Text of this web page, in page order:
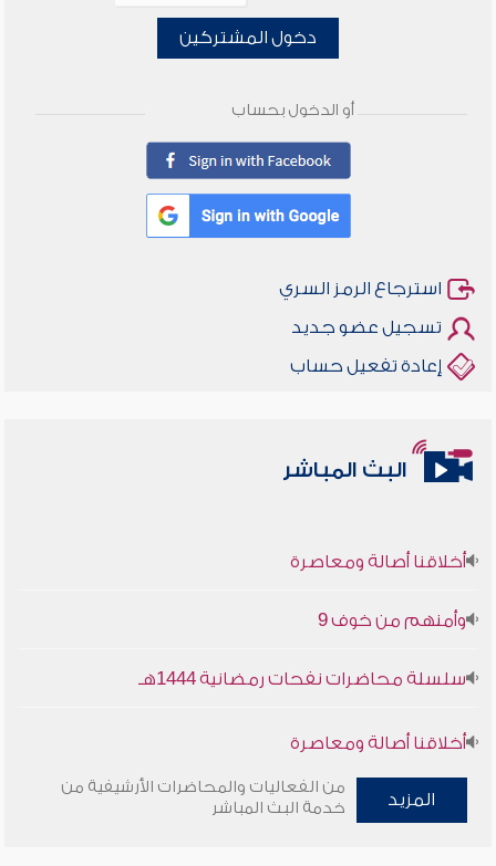
دخول المشتركين
أو الدخول بحساب
استرجاع الرمز السري
تسجيل عضو جديد
إعادة تفعيل حساب
البث المباشر
أخلاقنا أصالة ومعاصرة
وأمنهم من خوف 9
سلسلة محاضرات نفحات رمضانية 1444هـ
أخلاقنا أصالة ومعاصرة
وأمنهم من خوف 9
المزيد
من الفعاليات والمحاضرات الأرشيفية من
خدمة البث المباشر